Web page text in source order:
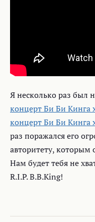
Я несколько раз был
концерт Би Би Кинга
концерт Би Би Кинга
раз поражался его
авторитету,
Нам будет тебя не
R.I.P. B.B.King!